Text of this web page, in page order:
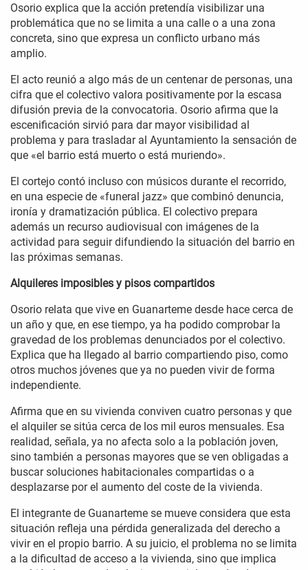
Osorio explica que la acción pretendía visibilizar una
problemática que no se limita a una calle o a una zona
concreta, sino que expresa un conflicto urbano más
amplio.
El acto reunió a algo más de un centenar de personas, una
cifra que el colectivo valora positivamente por la escasa
difusión previa de la convocatoria. Osorio afirma que la
escenificación sirvió para dar mayor visibilidad al
problema y para trasladar al Ayuntamiento la sensación de
que «el barrio está muerto o está muriendo».
El cortejo contó incluso con músicos durante el recorrido,
en una especie de «funeral jazz» que combinó denuncia,
ironía y dramatización pública. El colectivo prepara
además un recurso audiovisual con imágenes de la
actividad para seguir difundiendo la situación del barrio en
las próximas semanas.
Alquileres imposibles y pisos compartidos
Osorio relata que vive en Guanarteme desde hace cerca de
un año y que, en ese tiempo, ya ha podido comprobar la
gravedad de los problemas denunciados por el colectivo.
Explica que ha llegado al barrio compartiendo piso, como
otros muchos jóvenes que ya no pueden vivir de forma
independiente.
Afirma que en su vivienda conviven cuatro personas y que
el alquiler se sitúa cerca de los mil euros mensuales. Esa
realidad, señala, ya no afecta solo a la población joven,
sino también a personas mayores que se ven obligadas a
buscar soluciones habitacionales compartidas o a
desplazarse por el aumento del coste de la vivienda.
El integrante de Guanarteme se mueve considera que esta
situación refleja una pérdida generalizada del derecho a
vivir en el propio barrio. A su juicio, el problema no se limita
a la dificultad de acceso a la vivienda, sino que implica